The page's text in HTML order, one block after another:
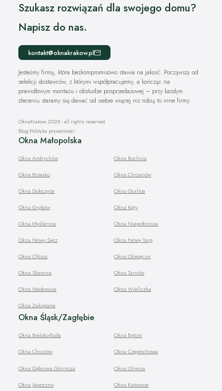
Szukasz rozwiązań dla swojego domu?
Napisz do nas.
kontakt@oknakrakow.pl
Jesteśmy firmą, która bezkompromisowo stawia na jakość. Począwszy od
selekcji dostawców, z którymi współpracujemy, a kończąc na
prawidłowym montażu i obsłudze posprzedażowej – przy każdym
zleceniu staramy się dawać od siebie więcej niż robią to inne firmy.
OknaKrakow 2025 - all rights reserved
Blog|Polityka prywatności
Okna Małopolska
Okna Andrychów Okna Bochnia
Okna Brzesko Okna Chrzanów
Okna Dobczyce Okna Gorlice
Okna Grybów Okna Kęty
Okna Myślenice Okna Niepołomice
Okna Nowy Sącz Okna Nowy Targ
Okna Olkusz Okna Oświęcim
Okna Skawina Okna Tarnów
Okna Wadowice Okna Wieliczka
Okna Zakopane
Okna Śląsk/Zagłębie
Okna Bielsko-Biała Okna Bytom
Okna Chorzów Okna Częstochowa
Okna Dąbrowa Górnicza Okna Gliwice
Okna Jaworzno Okna Katowice